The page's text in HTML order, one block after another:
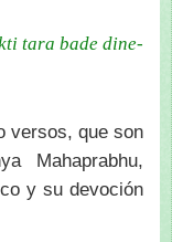
tara bade dine-
versos, que son
Mahaprabhu,
y su devoción